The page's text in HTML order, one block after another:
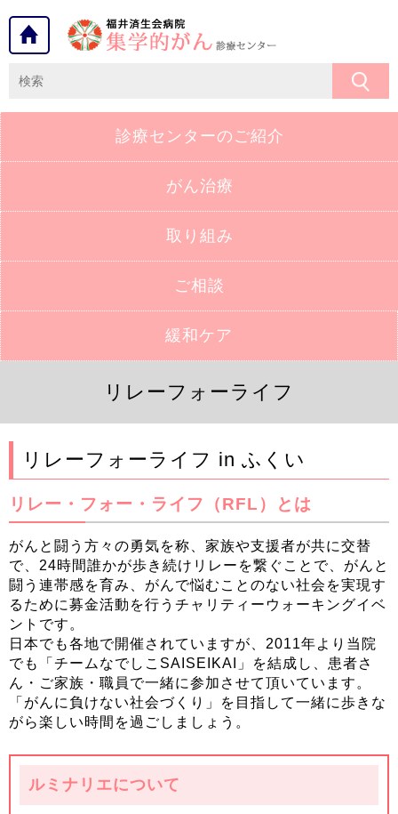
診療センターの ご紹介
がん治療
取り組み
ご相談
緩和ケア
リレーフォーライフ
リレーフォーライフ in ふくい
リレー・フォー・ライフ（RFL）とは
がんと闘う方々の勇気を称、家族や支援者が共に交替
で、24時間誰かが歩き続けリレーを繋ぐことで、がんと
闘う連帯感を育み、がんで悩むことのない社会を実現す
るために募金活動を行うチャリティーウォーキングイベ
ントです。
日本でも各地で開催されていますが、2011年より当院
でも「チームなでしこSAISEIKAI」を結成し、患者さ
ん・ご家族・職員で一緒に参加させて頂いています。
「がんに負けない社会づくり」を目指して一緒に歩きな
がら楽しい時間を過ごしましょう。
ルミナリエについて